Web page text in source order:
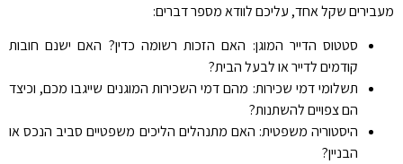
מעבירים שקל אחד, עליכם לוודא מספר דברים:
סטטוס הדייר המוגן: האם הזכות רשומה כדין? האם ישנם חובות
קודמים לדייר או לבעל הבית?
תשלומי דמי שכירות: מהם דמי השכירות המוגנים שייגבו מכם, וכיצד
הם צפויים להשתנות?
היסטוריה משפטית: האם מתנהלים הליכים משפטיים סביב הנכס או
הבניין?